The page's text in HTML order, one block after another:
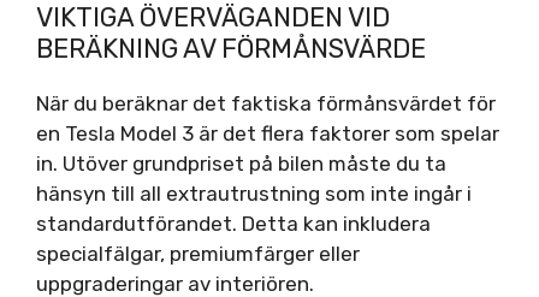
VIKTIGA ÖVERVÄGANDEN VID
BERÄKNING AV FÖRMÅNSVÄRDE
När du beräknar det faktiska förmånsvärdet för
en Tesla Model 3 är det flera faktorer som spelar
in. Utöver grundpriset på bilen måste du ta
hänsyn till all extrautrustning som inte ingår i
standardutförandet. Detta kan inkludera
specialfälgar, premiumfärger eller
uppgraderingar av interiören.